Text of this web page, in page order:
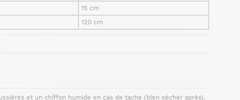
15 cm
120 cm
et un chiffon humide en cas de tache (bien sécher après).